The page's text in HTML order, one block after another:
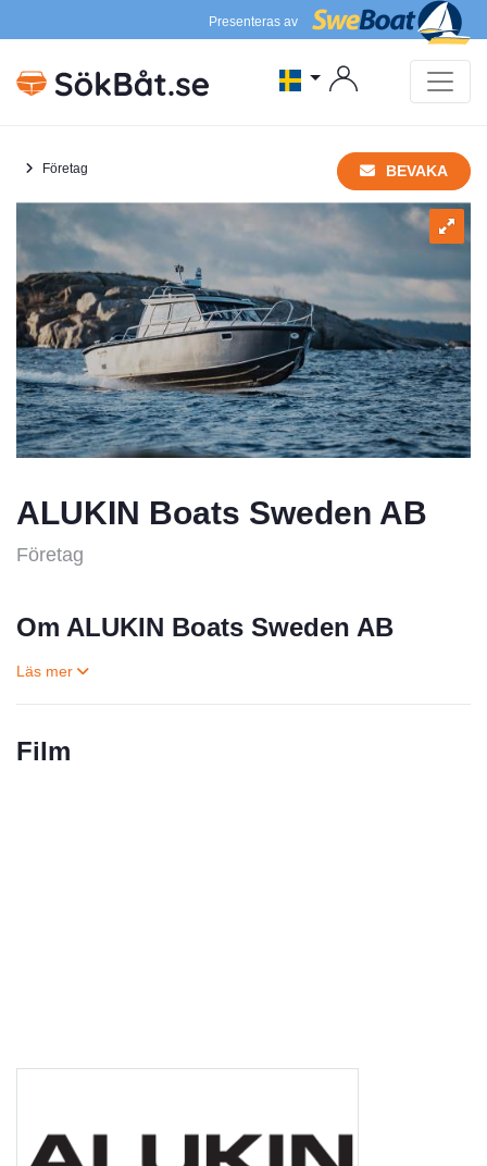
Presenteras av
Företag BEVAKA
ALUKIN Boats Sweden AB
Företag
Om ALUKIN Boats Sweden AB
Film